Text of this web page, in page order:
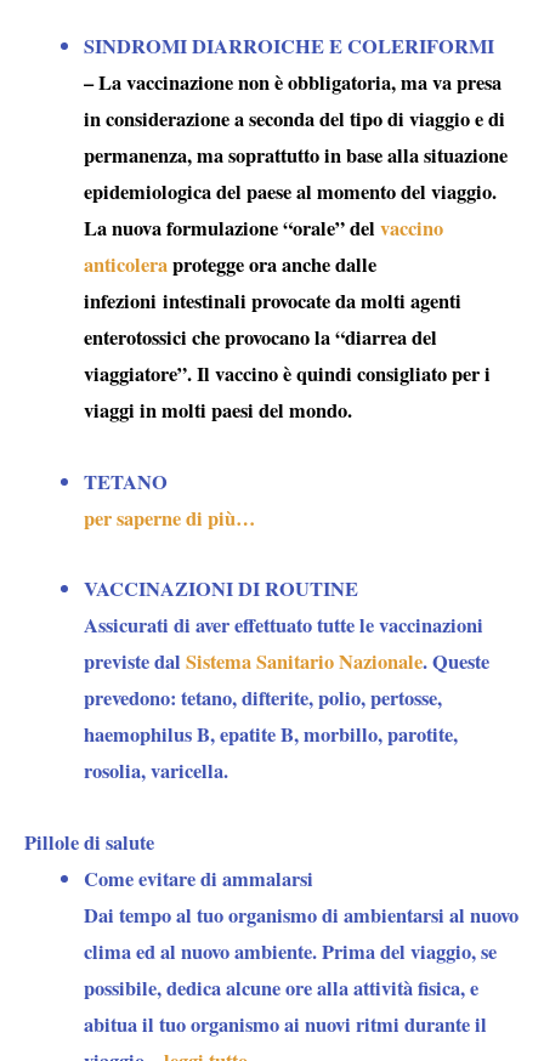
SINDROMI DIARROICHE E COLERIFORMI
– La vaccinazione non è obbligatoria, ma va presa
in considerazione a seconda del tipo di viaggio e di
permanenza, ma soprattutto in base alla situazione
epidemiologica del paese al momento del viaggio.
La nuova formulazione “orale” del vaccino
anticoleraprotegge ora anche dalle
infezioni intestinali provocate da molti agenti
enterotossici che provocano la “diarrea del
viaggiatore”. Il vaccino è quindi consigliato per i
viaggi in molti paesi del mondo.
TETANO
per saperne di più…
VACCINAZIONI DI ROUTINE
Assicurati di aver effettuato tutte le vaccinazioni
previste dalSistema Sanitario Nazionale. Queste
prevedono: tetano, difterite, polio, pertosse,
haemophilus B, epatite B, morbillo, parotite,
rosolia, varicella.
Pillole di salute
Come evitare di ammalarsi
Dai tempo al tuo organismo di ambientarsi al nuovo
clima ed al nuovo ambiente. Prima del viaggio, se
possibile, dedica alcune ore alla attività fisica, e
abitua il tuo organismo ai nuovi ritmi durante il